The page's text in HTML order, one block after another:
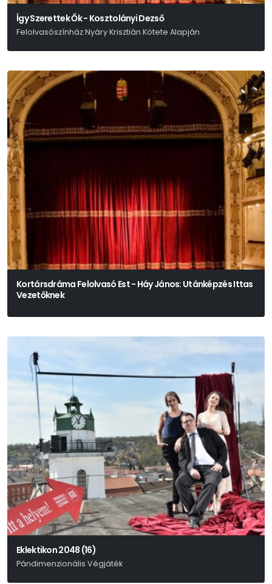
Így Szerettek Ők - Kosztolányi Dezső
Felolvasószínház Nyáry Krisztián Kötete Alapján
Kortársdráma Felolvasó Est - Háy János: Utánképzés Ittas
Vezetőknek
Eklektikon 2048 (16)
Pándimenzionális Végjáték